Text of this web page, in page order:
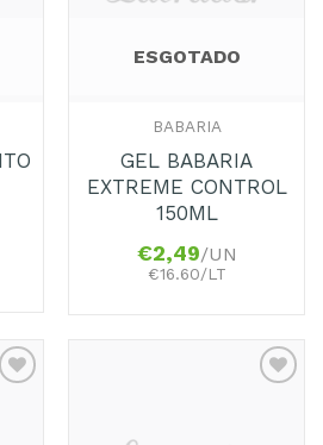
ESGOTADO
BABARIA
GEL BABARIA
EXTREME CONTROL
150ML
€2,49/UN
€16.60/LT